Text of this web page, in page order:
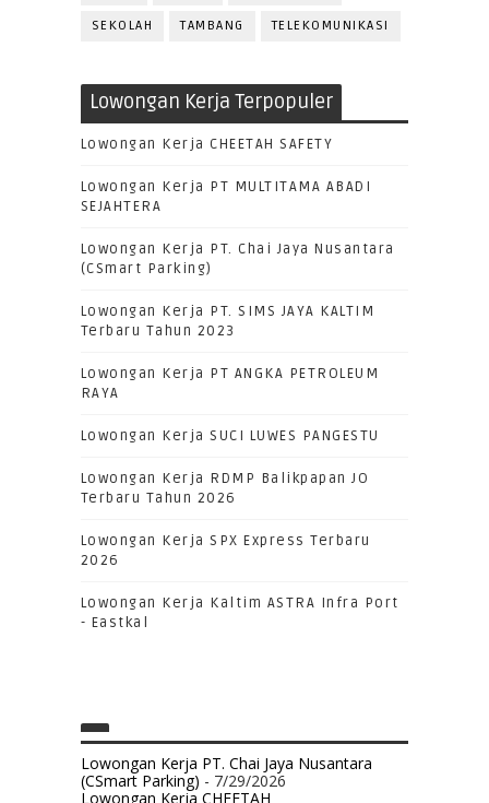
SEKOLAH TAMBANG TELEKOMUNIKASI
Lowongan Kerja Terpopuler
Lowongan Kerja CHEETAH SAFETY
Lowongan Kerja PT MULTITAMA ABADI
SEJAHTERA
Lowongan Kerja PT. Chai Jaya Nusantara
(CSmart Parking)
Lowongan Kerja PT. SIMS JAYA KALTIM
Terbaru Tahun 2023
Lowongan Kerja PT ANGKA PETROLEUM
RAYA
Lowongan Kerja SUCI LUWES PANGESTU
Lowongan Kerja RDMP Balikpapan JO
Terbaru Tahun 2026
Lowongan Kerja SPX Express Terbaru
2026
Lowongan Kerja Kaltim ASTRA Infra Port
- Eastkal
Lowongan Kerja PT. Chai Jaya Nusantara
(CSmart Parking) - 7/29/2026
Lowongan Kerja CHEETAH